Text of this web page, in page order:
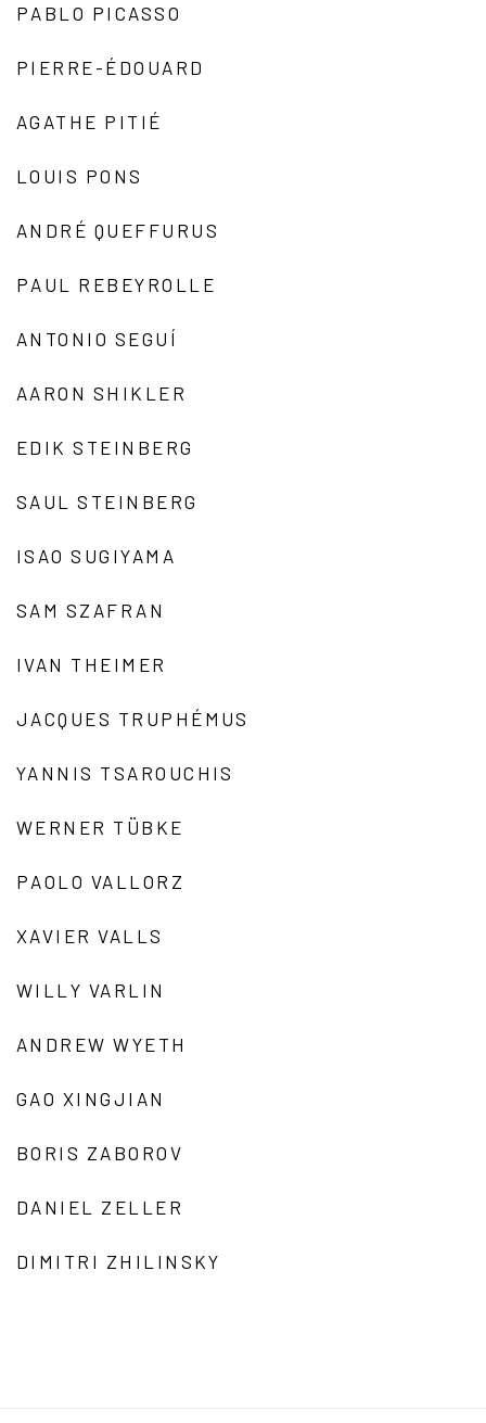
PABLO PICASSO
PIERRE-ÉDOUARD
AGATHE PITIÉ
LOUIS PONS
ANDRÉ QUEFFURUS
PAUL REBEYROLLE
ANTONIO SEGUÍ
AARON SHIKLER
EDIK STEINBERG
SAUL STEINBERG
ISAO SUGIYAMA
SAM SZAFRAN
IVAN THEIMER
JACQUES TRUPHÉMUS
YANNIS TSAROUCHIS
WERNER TÜBKE
PAOLO VALLORZ
XAVIER VALLS
WILLY VARLIN
ANDREW WYETH
GAO XINGJIAN
BORIS ZABOROV
DANIEL ZELLER
DIMITRI ZHILINSKY